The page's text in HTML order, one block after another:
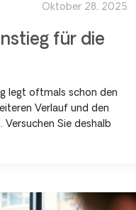
Oktober 28, 2025
für die
legt oftmals schon den
Verlauf und den
Versuchen Sie deshalb